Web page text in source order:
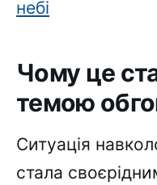
небі
Чому це
темою
Ситуація
стала